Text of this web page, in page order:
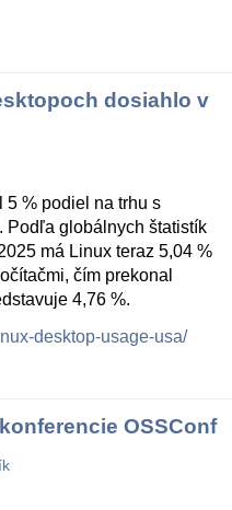
dosiahlo v
5 % podiel na trhu s
Podľa globálnych štatistík
má Linux teraz 5,04 %
čím prekonal
4,76 %.
desktop-usage-usa/
OSSConf